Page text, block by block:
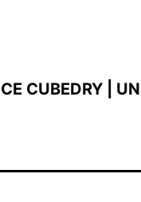
CUBEDRY |